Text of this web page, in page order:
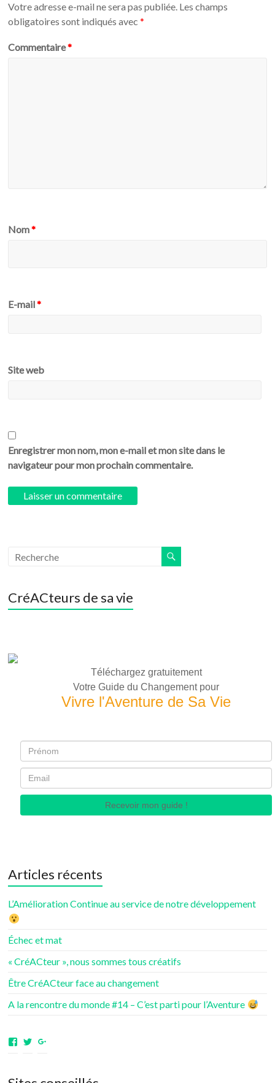
Votre adresse e-mail ne sera pas publiée. Les champs
obligatoires sont indiqués avec*
Commentaire*
Nom*
E-mail*
Site web
Enregistrer mon nom, mon e-mail et mon site dans le
navigateur pour mon prochain commentaire.
CréACteurs de sa vie
Téléchargez gratuitement
Votre Guide du Changement pour
Vivre l'Aventure de Sa Vie
Recevoir mon guide !
Articles récents
L’Amélioration Continue au service de notre développement
Échec et mat
« CréACteur », nous sommes tous créatifs
Être CréACteur face au changement
A la rencontre du monde #14 – C’est parti pour l’Aventure
Voir
aventuresdenotrevie
Voir
Samsenie
samsenie